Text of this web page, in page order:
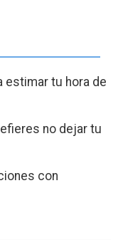
estimar tu hora de
no dejar tu
con